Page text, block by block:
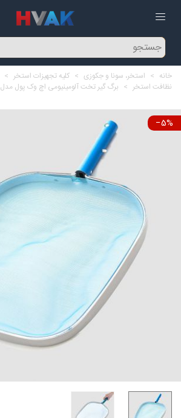
خانه > استخر، سونا و جکوزی > کلیه تجهیزات استخر >
نظافت استخر > برگ گیر تخت آلومینیومی اچ وک پول مدل LS08
‎−5%